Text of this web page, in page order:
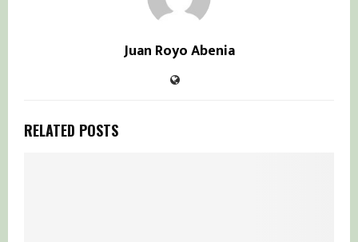
Juan Royo Abenia
RELATED POSTS